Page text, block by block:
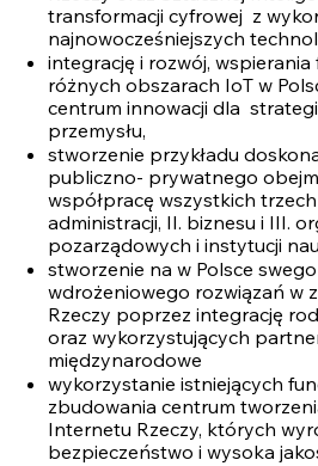
transformacji cyfrowej z
najnowocześniejszych
integrację i rozwój, wspierania
różnych obszarach IoT w
centrum innowacji dla
przemysłu,
stworzenie przykładu
publiczno- prywatnego
współpracę wszystkich
administracji, II. biznesu i III.
pozarządowych i instytucji
stworzenie na w Polsce
wdrożeniowego rozwiązań w
Rzeczy poprzez integrację
oraz wykorzystujących
międzynarodowe
wykorzystanie istniejących
zbudowania centrum
Internetu Rzeczy, których
bezpieczeństwo i wysoka